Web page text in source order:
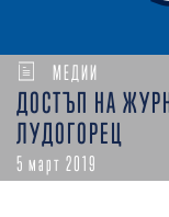
МЕДИИ
ДОСТЪП НА
ЛУДОГОРЕЦ
5 март 2019